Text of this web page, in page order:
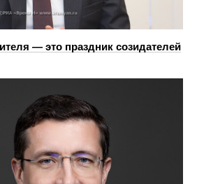
— это праздник созидателей